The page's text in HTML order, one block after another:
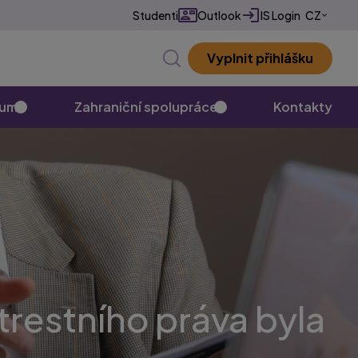
Studenti Outlook IS Login
EN
CZ
Vyplnit přihlášku
Zahraniční spolupráce Kontakty
práva byla